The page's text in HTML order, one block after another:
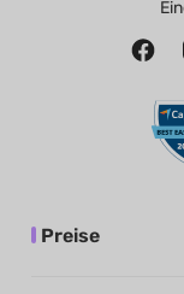
Preise